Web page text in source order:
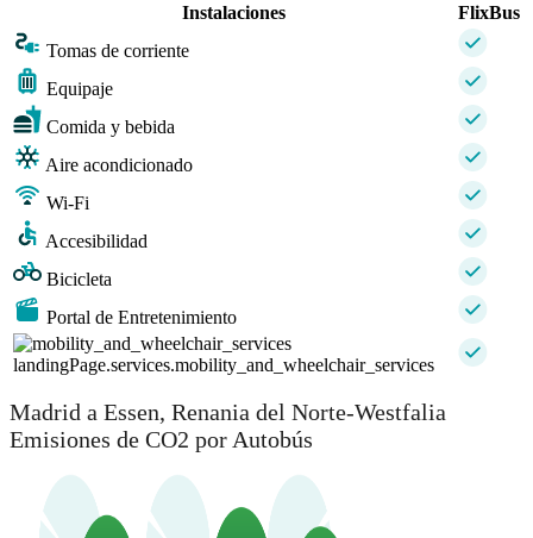
Instalaciones
FlixBus
Tomas de corriente
Equipaje
Comida y bebida
Aire acondicionado
Wi-Fi
Accesibilidad
Bicicleta
Portal de Entretenimiento
landingPage.services.mobility_and_wheelchair_services
Madrid a Essen, Renania del Norte-Westfalia
Emisiones de CO2 por Autobús